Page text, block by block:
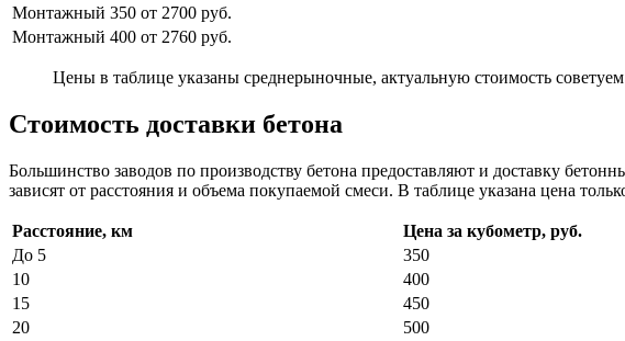
Монтажный 350 от 2700 руб.
Монтажный 400 от 2760 руб.
Цены в таблице указаны среднерыночные, актуальную стоимость
Стоимость доставки бетона
Большинство заводов по производству бетона предоставляют и доставку
зависят от расстояния и объема покупаемой смеси. В таблице указана цена
Расстояние, км
Цена за кубометр, руб.
До 5
350
10
400
15
450
20
500